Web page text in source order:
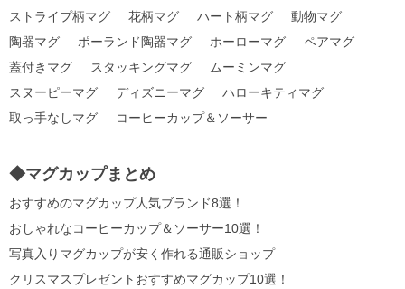
ストライプ柄マグ
花柄マグ ハート柄マグ
動物マグ
陶器マグ
ポーランド陶器マグ ホーローマグ
ペアマグ
蓋付きマグ
スタッキングマグ
ムーミンマグ
スヌーピーマグ
ディズニーマグ
ハローキティマグ
取っ手なしマグ
コーヒーカップ＆ソーサー
◆マグカップまとめ
おすすめのマグカップ人気ブランド8選！
おしゃれなコーヒーカップ＆ソーサー10選！
写真入りマグカップが安く作れる通販ショップ
クリスマスプレゼントおすすめマグカップ10選！